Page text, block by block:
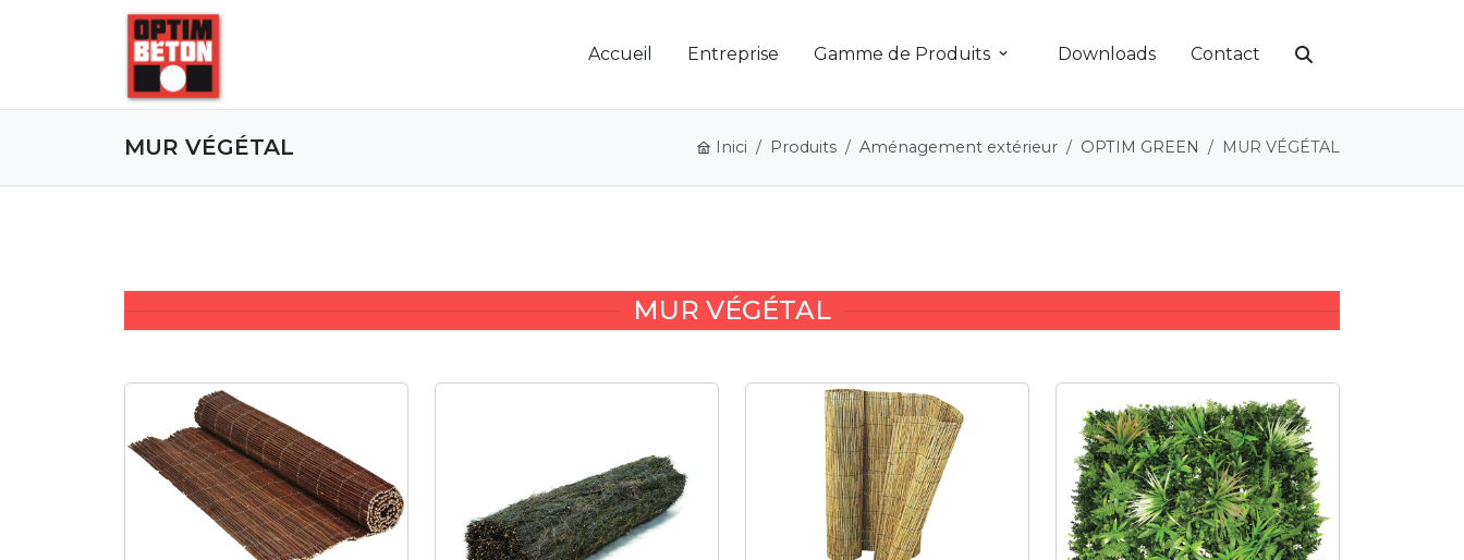
Accueil Entreprise Gamme de Produits Downloads Contact
MUR VÉGÉTAL Inici Produits Aménagement extérieur OPTIM GREEN MUR VÉGÉTAL
MUR VÉGÉTAL